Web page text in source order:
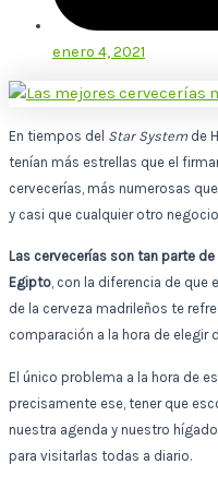
enero 4, 2021
En tiempos del Star System de
tenían más estrellas que el
cervecerías, más numerosas
y casi que cualquier otro
Las cervecerías son tan parte
Egipto, con la diferencia de que
de la cerveza madrileños te
comparación a la hora de elegir
El único problema a la hora de
precisamente ese, tener que
nuestra agenda y nuestro
para visitarlas todas a diario.